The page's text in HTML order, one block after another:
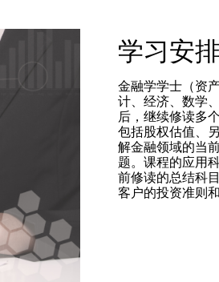
学习安排
金融学学士（资
计、经济、数学
后，继续修读多
包括股权估值、
解金融领域的当
题。课程的应用
前修读的总结科
客户的投资准则